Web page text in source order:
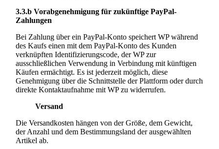
3.3.b Vorabgenehmigung für zukünftige PayPal-
Zahlungen
Bei Zahlung über ein PayPal-Konto speichert WP während
des Kaufs einen mit dem PayPal-Konto des Kunden
verknüpften Identifizierungscode, der WP zur
ausschließlichen Verwendung in Verbindung mit künftigen
Käufen ermächtigt. Es ist jederzeit möglich, diese
Genehmigung über die Schnittstelle der Plattform oder durch
direkte Kontaktaufnahme mit WP zu widerrufen.
Versand
Die Versandkosten hängen von der Größe, dem Gewicht,
der Anzahl und dem Bestimmungsland der ausgewählten
Artikel ab.